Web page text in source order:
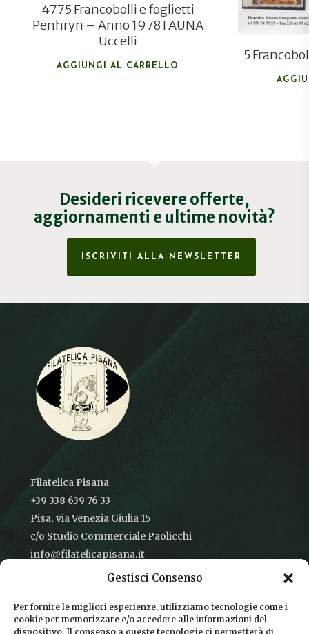
Gestisci Consenso
Per fornire le migliori esperienze, utilizziamo tecnologie come i
cookie per memorizzare e/o accedere alle informazioni del
dispositivo. Il consenso a queste tecnologie ci permetterà di
4775 Francobolli e foglietti
Penhryn – Anno 1978 FAUNA
Uccelli
AGGIUNGI AL CARRELLO
5
Desideri ricevere offerte,
aggiornamenti e ultime novità?
ISCRIVITI ALLA NEWSLETTER
Filatelica Pisana
+39 338 639 76 33
Pisa, via Venezia Giulia 15
c/o Studio Commerciale Paolicchi
info@filatelicapisana.it
CONDIZIONI DI VENDITA